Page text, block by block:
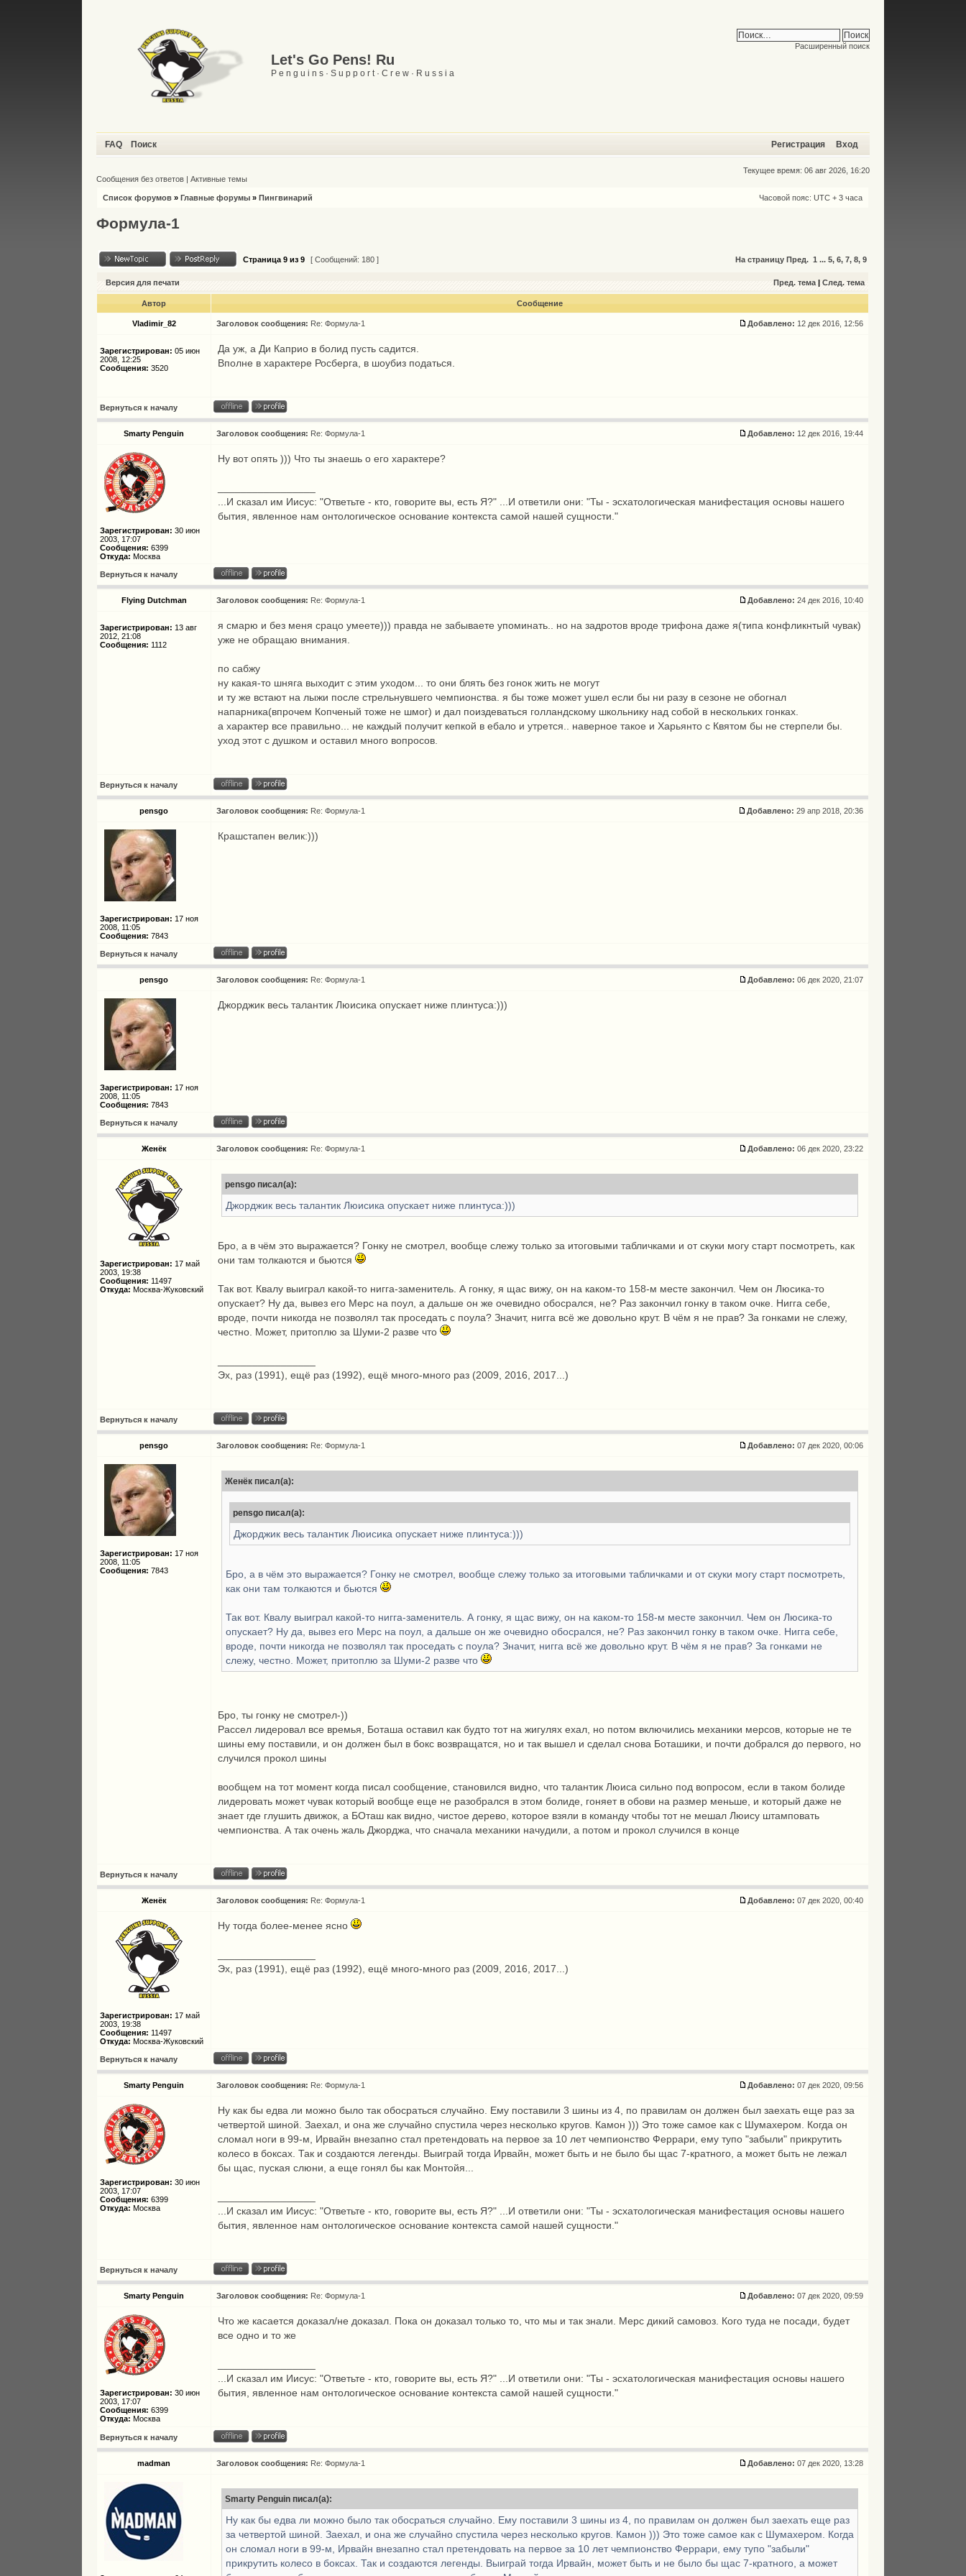
Let's Go Pens! Ru
P e n g u i n s · S u p p o r t · C r e w · R u s s i a
Расширенный поиск
FAQ Поиск Регистрация Вход
Текущее время: 06 авг 2026, 16:20
Сообщения без ответов |Активные темы
Список форумов »Главные форумы »Пингвинарий Часовой пояс: UTC + 3 часа
Формула-1
Страница9 из9 [ Сообщений: 180 ] На страницу Пред. 1 ...5,6,7,8,9
Версия для печати Пред. тема |След. тема
Автор Сообщение
Vladimir_82 Заголовок сообщения: Re: Формула-1 Добавлено: 12 дек 2016, 12:56
Зарегистрирован: 05 июн
2008, 12:25
Сообщения: 3520
Да уж, а Ди Каприо в болид пусть садится.
Вполне в характере Росберга, в шоубиз податься.
Вернуться к началу
Smarty Penguin Заголовок сообщения: Re: Формула-1 Добавлено: 12 дек 2016, 19:44
Зарегистрирован: 30 июн
2003, 17:07
Сообщения: 6399
Откуда: Москва
Ну вот опять ))) Что ты знаешь о его характере?
...И сказал им Иисус: "Ответьте - кто, говорите вы, есть Я?" ...И ответили они: "Ты - эсхатологическая манифестация основы нашего
бытия, явленное нам онтологическое основание контекста самой нашей сущности."
Вернуться к началу
Flying Dutchman Заголовок сообщения: Re: Формула-1 Добавлено: 24 дек 2016, 10:40
Зарегистрирован: 13 авг
2012, 21:08
Сообщения: 1112
я смарю и без меня срацо умеете))) правда не забываете упоминать.. но на задротов вроде трифона даже я(типа конфликнтый чувак)
уже не обращаю внимания.
по сабжу
ну какая-то шняга выходит с этим уходом... то они блять без гонок жить не могут
и ту же встают на лыжи после стрельнувшего чемпионства. я бы тоже может ушел если бы ни разу в сезоне не обогнал
напарника(впрочем Копченый тоже не шмог) и дал поиздеваться голландскому школьнику над собой в нескольких гонках.
а характер все правильно... не каждый получит кепкой в ебало и утрется.. наверное такое и Харьянто с Квятом бы не стерпели бы.
уход этот с душком и оставил много вопросов.
Вернуться к началу
pensgo Заголовок сообщения: Re: Формула-1 Добавлено: 29 апр 2018, 20:36
Зарегистрирован: 17 ноя
2008, 11:05
Сообщения: 7843
Крашстапен велик:)))
Вернуться к началу
pensgo Заголовок сообщения: Re: Формула-1 Добавлено: 06 дек 2020, 21:07
Зарегистрирован: 17 ноя
2008, 11:05
Сообщения: 7843
Джорджик весь талантик Люисика опускает ниже плинтуса:)))
Вернуться к началу
Женёк Заголовок сообщения: Re: Формула-1 Добавлено: 06 дек 2020, 23:22
Зарегистрирован: 17 май
2003, 19:38
Сообщения: 11497
Откуда: Москва-Жуковский
pensgo писал(а):
Джорджик весь талантик Люисика опускает ниже плинтуса:)))
Бро, а в чём это выражается? Гонку не смотрел, вообще слежу только за итоговыми табличками и от скуки могу старт посмотреть, как
они там толкаются и бьются
Так вот. Квалу выиграл какой-то нигга-заменитель. А гонку, я щас вижу, он на каком-то 158-м месте закончил. Чем он Люсика-то
опускает? Ну да, вывез его Мерс на поул, а дальше он же очевидно обосрался, не? Раз закончил гонку в таком очке. Нигга себе,
вроде, почти никогда не позволял так проседать с поула? Значит, нигга всё же довольно крут. В чём я не прав? За гонками не слежу,
честно. Может, притоплю за Шуми-2 разве что
Эх, раз (1991), ещё раз (1992), ещё много-много раз (2009, 2016, 2017...)
Вернуться к началу
pensgo Заголовок сообщения: Re: Формула-1 Добавлено: 07 дек 2020, 00:06
Зарегистрирован: 17 ноя
2008, 11:05
Сообщения: 7843
Женёк писал(а):
pensgo писал(а):
Джорджик весь талантик Люисика опускает ниже плинтуса:)))
Бро, а в чём это выражается? Гонку не смотрел, вообще слежу только за итоговыми табличками и от скуки могу старт посмотреть,
как они там толкаются и бьются
Так вот. Квалу выиграл какой-то нигга-заменитель. А гонку, я щас вижу, он на каком-то 158-м месте закончил. Чем он Люсика-то
опускает? Ну да, вывез его Мерс на поул, а дальше он же очевидно обосрался, не? Раз закончил гонку в таком очке. Нигга себе,
вроде, почти никогда не позволял так проседать с поула? Значит, нигга всё же довольно крут. В чём я не прав? За гонками не
слежу, честно. Может, притоплю за Шуми-2 разве что
Бро, ты гонку не смотрел-))
Рассел лидеровал все времья, Боташа оставил как будто тот на жигулях ехал, но потом включились механики мерсов, которые не те
шины ему поставили, и он должен был в бокс возвращатся, но и так вышел и сделал снова Боташики, и почти добрался до первого, но
случился прокол шины
вообщем на тот момент когда писал сообщение, становился видно, что талантик Люиса сильно под вопросом, если в таком болиде
лидеровать может чувак который вообще еще не разобрался в этом болиде, гоняет в обови на размер меньше, и который даже не
знает где глушить движок, а БОташ как видно, чистое дерево, которое взяли в команду чтобы тот не мешал Люису штамповать
чемпионства. А так очень жаль Джорджа, что сначала механики начудили, а потом и прокол случился в конце
Вернуться к началу
Женёк Заголовок сообщения: Re: Формула-1 Добавлено: 07 дек 2020, 00:40
Зарегистрирован: 17 май
2003, 19:38
Сообщения: 11497
Откуда: Москва-Жуковский
Ну тогда более-менее ясно
Эх, раз (1991), ещё раз (1992), ещё много-много раз (2009, 2016, 2017...)
Вернуться к началу
Smarty Penguin Заголовок сообщения: Re: Формула-1 Добавлено: 07 дек 2020, 09:56
Зарегистрирован: 30 июн
2003, 17:07
Сообщения: 6399
Откуда: Москва
Ну как бы едва ли можно было так обосраться случайно. Ему поставили 3 шины из 4, по правилам он должен был заехать еще раз за
четвертой шиной. Заехал, и она же случайно спустила через несколько кругов. Камон ))) Это тоже самое как с Шумахером. Когда он
сломал ноги в 99-м, Ирвайн внезапно стал претендовать на первое за 10 лет чемпионство Феррари, ему тупо "забыли" прикрутить
колесо в боксах. Так и создаются легенды. Выиграй тогда Ирвайн, может быть и не было бы щас 7-кратного, а может быть не лежал
бы щас, пуская слюни, а еще гонял бы как Монтойя...
...И сказал им Иисус: "Ответьте - кто, говорите вы, есть Я?" ...И ответили они: "Ты - эсхатологическая манифестация основы нашего
бытия, явленное нам онтологическое основание контекста самой нашей сущности."
Вернуться к началу
Smarty Penguin Заголовок сообщения: Re: Формула-1 Добавлено: 07 дек 2020, 09:59
Зарегистрирован: 30 июн
2003, 17:07
Сообщения: 6399
Откуда: Москва
Что же касается доказал/не доказал. Пока он доказал только то, что мы и так знали. Мерс дикий самовоз. Кого туда не посади, будет
все одно и то же
...И сказал им Иисус: "Ответьте - кто, говорите вы, есть Я?" ...И ответили они: "Ты - эсхатологическая манифестация основы нашего
бытия, явленное нам онтологическое основание контекста самой нашей сущности."
Вернуться к началу
madman Заголовок сообщения: Re: Формула-1 Добавлено: 07 дек 2020, 13:28
Smarty Penguin писал(а):
Ну как бы едва ли можно было так обосраться случайно. Ему поставили 3 шины из 4, по правилам он должен был заехать еще раз
за четвертой шиной. Заехал, и она же случайно спустила через несколько кругов. Камон ))) Это тоже самое как с Шумахером. Когда
он сломал ноги в 99-м, Ирвайн внезапно стал претендовать на первое за 10 лет чемпионство Феррари, ему тупо "забыли"
прикрутить колесо в боксах. Так и создаются легенды. Выиграй тогда Ирвайн, может быть и не было бы щас 7-кратного, а может